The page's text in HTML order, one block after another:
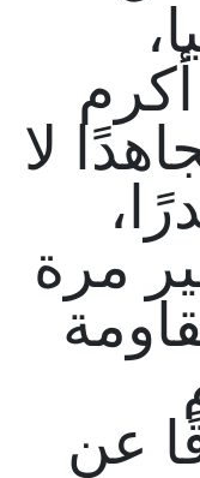
لا
مرة
عن